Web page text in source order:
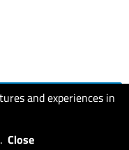
and experiences in
. Close